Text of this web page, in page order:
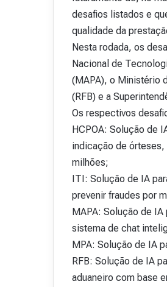
desafios listados e
qualidade da
Nesta rodada, os
Nacional de
(MAPA), o Ministério
(RFB) e a
Os respectivos
HCPOA: Solução de
indicação de
milhões;
ITI: Solução de IA
prevenir fraudes por
MAPA: Solução de
sistema de chat
MPA: Solução de IA
RFB: Solução de IA
aduaneiro com base